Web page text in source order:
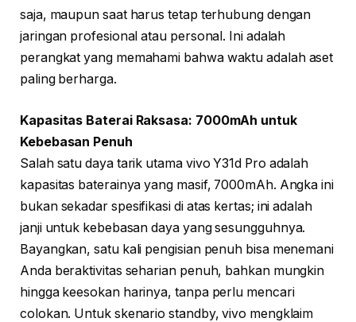
saja, maupun saat harus tetap terhubung dengan
jaringan profesional atau personal. Ini adalah
perangkat yang memahami bahwa waktu adalah aset
paling berharga.
Kapasitas Baterai Raksasa: 7000mAh untuk
Kebebasan Penuh
Salah satu daya tarik utama vivo Y31d Pro adalah
kapasitas baterainya yang masif, 7000mAh. Angka ini
bukan sekadar spesifikasi di atas kertas; ini adalah
janji untuk kebebasan daya yang sesungguhnya.
Bayangkan, satu kali pengisian penuh bisa menemani
Anda beraktivitas seharian penuh, bahkan mungkin
hingga keesokan harinya, tanpa perlu mencari
colokan. Untuk skenario standby, vivo mengklaim